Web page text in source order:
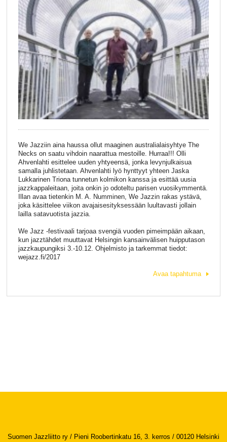
We Jazziin aina haussa ollut maaginen australialaisyhtye The
Necks on saatu vihdoin naarattua mestoille. Hurraa!!! Olli
Ahvenlahti esittelee uuden yhtyeensä, jonka levynjulkaisua
samalla juhlistetaan. Ahvenlahti lyö hynttyyt yhteen Jaska
Lukkarinen Triona tunnetun kolmikon kanssa ja esittää uusia
jazzkappaleitaan, joita onkin jo odoteltu parisen vuosikymmentä.
Illan avaa tietenkin M. A. Numminen, We Jazzin rakas ystävä,
joka käsittelee viikon avajaisesityksessään luultavasti jollain
lailla satavuotista jazzia.
We Jazz -festivaali tarjoaa svengiä vuoden pimeimpään aikaan,
kun jazztähdet muuttavat Helsingin kansainvälisen huipputason
jazzkaupungiksi 3.-10.12. Ohjelmisto ja tarkemmat tiedot:
wejazz.fi/2017
Avaa tapahtuma
Suomen Jazzliitto ry / Pieni Roobertinkatu 16, 3. kerros / 00120 Helsinki